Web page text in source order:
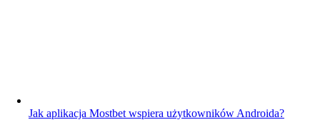
Jak aplikacja Mostbet wspiera użytkowników Androida?